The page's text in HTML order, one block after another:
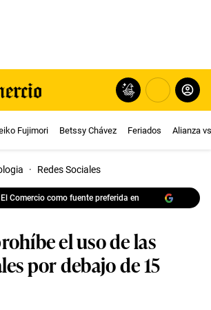
Fujimori Betssy Chávez Feriados Alianza
· Redes Sociales
Comercio como fuente preferida en
el uso de las
por debajo de 15